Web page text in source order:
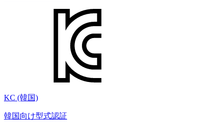
KC (韓国)
韓国向け型式認証